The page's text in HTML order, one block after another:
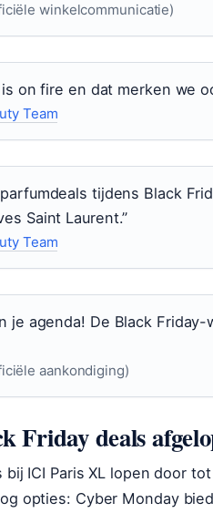
winkelcommunicatie)
on fire en dat merken we
Team
tijdens Black
Saint Laurent.”
Team
je agenda! De Black
aankondiging)
Friday deals
bij ICI Paris XL lopen door
opties: Cyber Monday